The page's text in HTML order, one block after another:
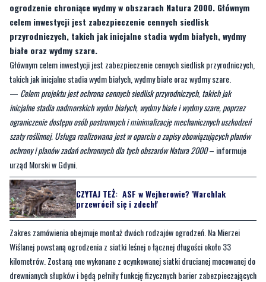
ogrodzenie chroniące wydmy w obszarach Natura 2000. Głównym
celem inwestycji jest zabezpieczenie cennych siedlisk
przyrodniczych, takich jak inicjalne stadia wydm białych, wydmy
białe oraz wydmy szare.
Głównym celem inwestycji jest zabezpieczenie cennych siedlisk przyrodniczych,
takich jak inicjalne stadia wydm białych, wydmy białe oraz wydmy szare.
— Celem projektu jest ochrona cennych siedlisk przyrodniczych, takich jak
inicjalne stadia nadmorskich wydm białych, wydmy białe i wydmy szare, poprzez
ograniczenie dostępu osób postronnych i minimalizację mechanicznych uszkodzeń
szaty roślinnej. Usługa realizowana jest w oparciu o zapisy obowiązujących planów
ochrony i planów zadań ochronnych dla tych obszarów Natura 2000– informuje
urząd Morski w Gdyni.
CZYTAJ TEŻ: ASF w Wejherowie? 'Warchlak
przewrócił się i zdechł'
Zakres zamówienia obejmuje montaż dwóch rodzajów ogrodzeń. Na Mierzei
Wiślanej powstaną ogrodzenia z siatki leśnej o łącznej długości około 33
kilometrów. Zostaną one wykonane z ocynkowanej siatki drucianej mocowanej do
drewnianych słupków i będą pełniły funkcję fizycznych barier zabezpieczających